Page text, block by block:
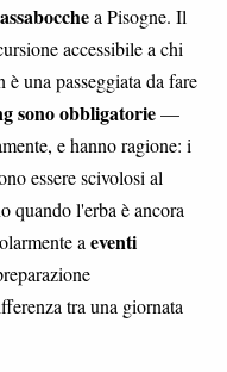
a Pisogne. Il
accessibile a chi
una passeggiata da fare
sono obbligatorie—
e hanno ragione: i
essere scivolosi al
quando l'erba è ancora
aeventi
tra una giornata